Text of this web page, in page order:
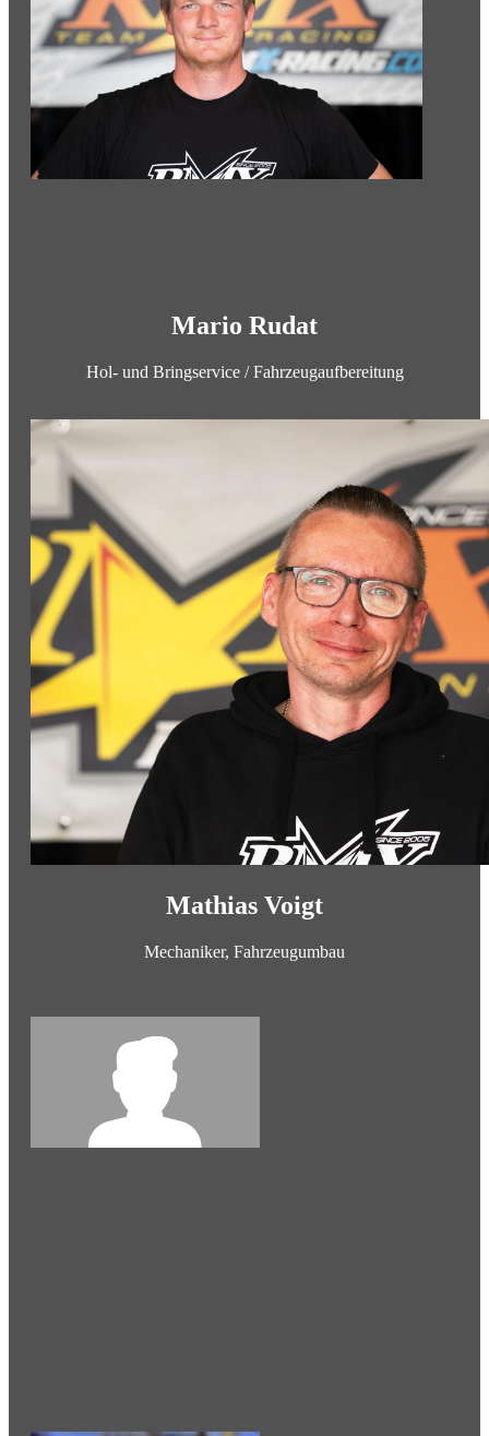
Mario Rudat
Hol- und Bringservice / Fahrzeugaufbereitung
Mathias Voigt
Mechaniker, Fahrzeugumbau